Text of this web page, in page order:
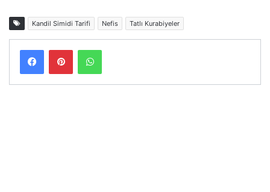
Kandil Simidi Tarifi Nefis Tatlı Kurabiyeler
FacebookPinterestWhatsApp